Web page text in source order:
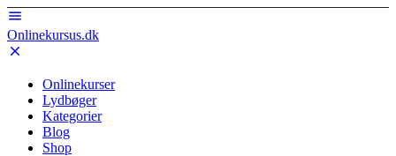
Onlinekursus.dk
Onlinekurser
Lydbøger
Kategorier
Blog
Shop